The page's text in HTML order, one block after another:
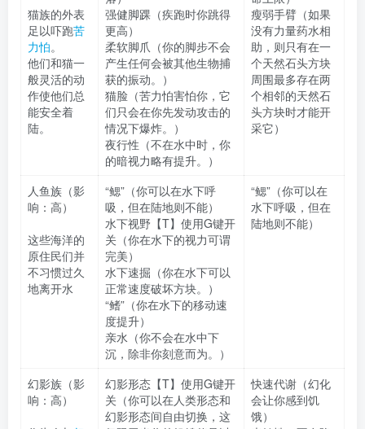
猫族的外表
足以吓跑苦
力怕。
他们和猫一
般灵活的动
作使他们总
能安全着
陆。
强健脚踝（疾跑时你跳得
更高）
柔软脚爪（你的脚步不会
产生任何会被其他生物捕
获的振动。）
猫脸（苦力怕害怕你，它
们只会在你先发动攻击的
情况下爆炸。）
夜行性（不在水中时，你
的暗视力略有提升。）
瘦弱手臂（如果
没有力量药水相
助，则只有在一
个天然石头方块
周围最多存在两
个相邻的天然石
头方块时才能开
采它）
人鱼族（影
响：高）
这些海洋的
原住民们并
不习惯过久
地离开水
“鳃”（你可以在水下呼
吸，但在陆地则不能）
水下视野【T】使用G键开
关（你在水下的视力可谓
完美）
水下速掘（你在水下可以
正常速度破坏方块。）
“鳍”（你在水下的移动速
度提升）
亲水（你不会在水中下
沉，除非你刻意而为。）
“鳃”（你可以在
水下呼吸，但在
陆地则不能）
幻影族（影
响：高）
幻影形态【T】使用G键开
关（你可以在人类形态和
幻影形态间自由切换，这
快速代谢（幻化
会让你感到饥
饿）